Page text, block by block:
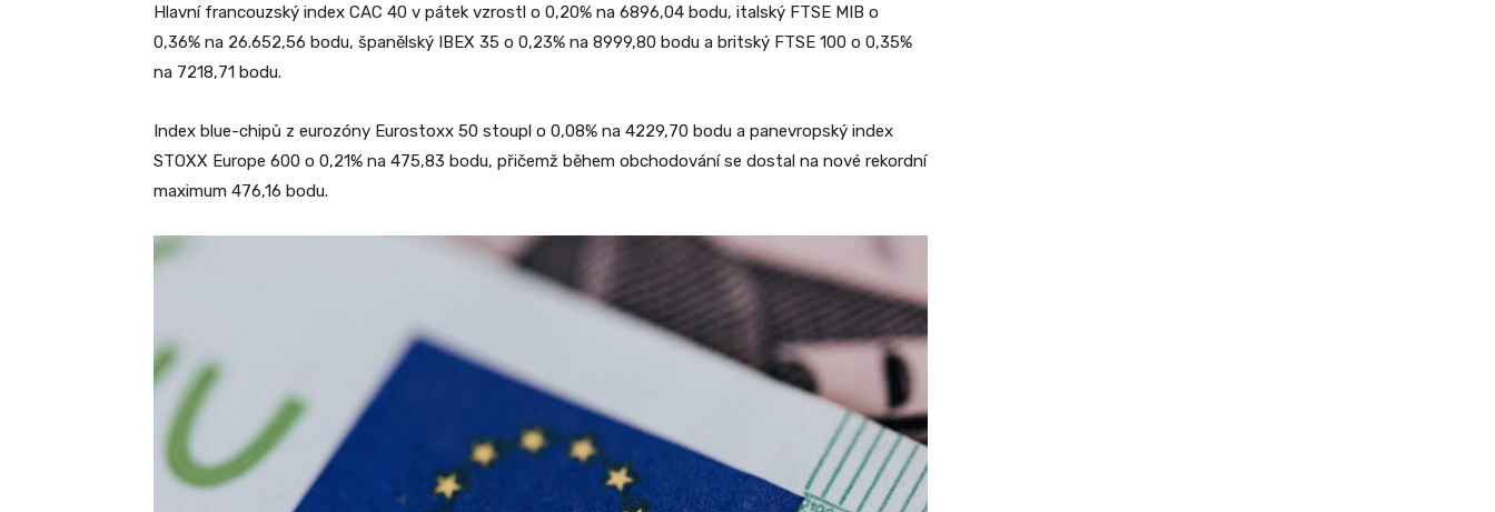
Hlavní francouzský index CAC 40 v pátek vzrostl o 0,20% na 6896,04 bodu, italský FTSE MIB o
0,36% na 26.652,56 bodu, španělský IBEX 35 o 0,23% na 8999,80 bodu a britský FTSE 100 o 0,35%
na 7218,71 bodu.
Index blue-chipů z eurozóny Eurostoxx 50 stoupl o 0,08% na 4229,70 bodu a panevropský index
STOXX Europe 600 o 0,21% na 475,83 bodu, přičemž během obchodování se dostal na nové rekordní
maximum 476,16 bodu.